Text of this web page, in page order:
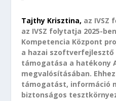
Tajthy Krisztina, az
az IVSZ folytatja 2025-
Kompetencia Központ
a hazai
támogatása a hatékony
megvalósításában.
támogatást, információ
biztonságos